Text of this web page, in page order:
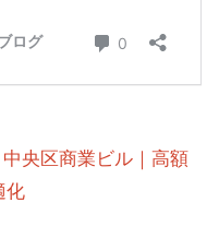
央区商業ビル｜高額
化